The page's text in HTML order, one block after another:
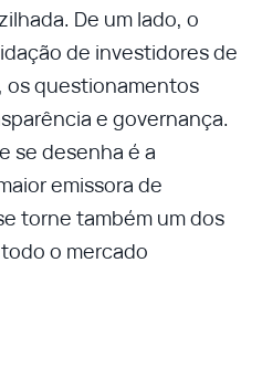
De um lado, o
de investidores de
os questionamentos
e governança.
se desenha é a
emissora de
torne também um dos
o mercado